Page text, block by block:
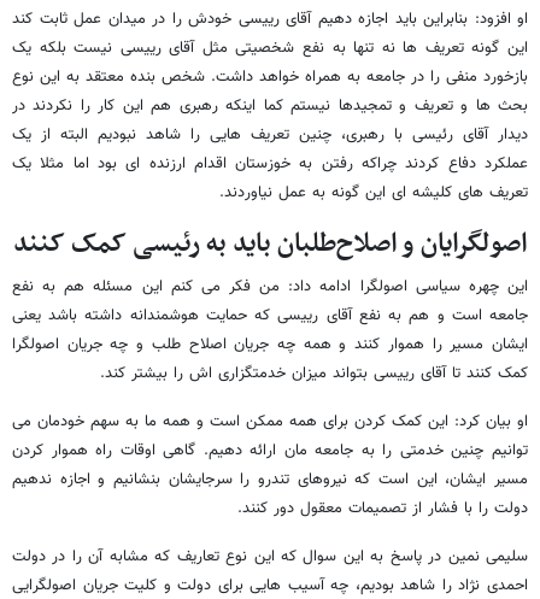
او افزود: بنابراین باید اجازه دهیم آقای رییسی خودش را در میدان عمل ثابت کند
این گونه تعریف ها نه تنها به نفع شخصیتی مثل آقای رییسی نیست بلکه یک
بازخورد منفی را در جامعه به همراه خواهد داشت. شخص بنده معتقد به این نوع
بحث ها و تعریف و تمجیدها نیستم کما اینکه رهبری هم این کار را نکردند در
دیدار آقای رئیسی با رهبری، چنین تعریف هایی را شاهد نبودیم البته از یک
عملکرد دفاع کردند چراکه رفتن به خوزستان اقدام ارزنده ای بود اما مثلا یک
تعریف های کلیشه ای این گونه به عمل نیاوردند.
اصولگرایان و اصلاح‌طلبان باید به رئیسی کمک کنند
این چهره سیاسی اصولگرا ادامه داد: من فکر می کنم این مسئله هم به نفع
جامعه است و هم به نفع آقای رییسی که حمایت هوشمندانه داشته باشد یعنی
ایشان مسیر را هموار کنند و همه چه جریان اصلاح طلب و چه جریان اصولگرا
کمک کنند تا آقای رییسی بتواند میزان خدمتگزاری اش را بیشتر کند.
او بیان کرد: این کمک کردن برای همه ممکن است و همه ما به سهم خودمان می
توانیم چنین خدمتی را به جامعه مان ارائه دهیم. گاهی اوقات راه هموار کردن
مسیر ایشان، این است که نیروهای تندرو را سرجایشان بنشانیم و اجازه ندهیم
دولت را با فشار از تصمیمات معقول دور کنند.
سلیمی نمین در پاسخ به این سوال که این نوع تعاریف که مشابه آن را در دولت
احمدی نژاد را شاهد بودیم، چه آسیب هایی برای دولت و کلیت جریان اصولگرایی